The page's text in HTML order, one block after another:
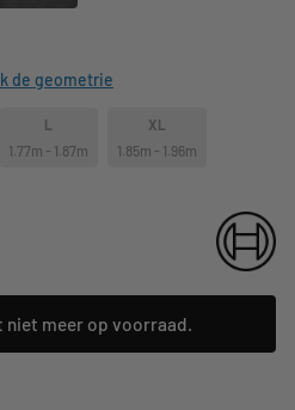
de geometrie
L
1.77m - 1.87m
XL
1.85m - 1.96m
meer op voorraad.